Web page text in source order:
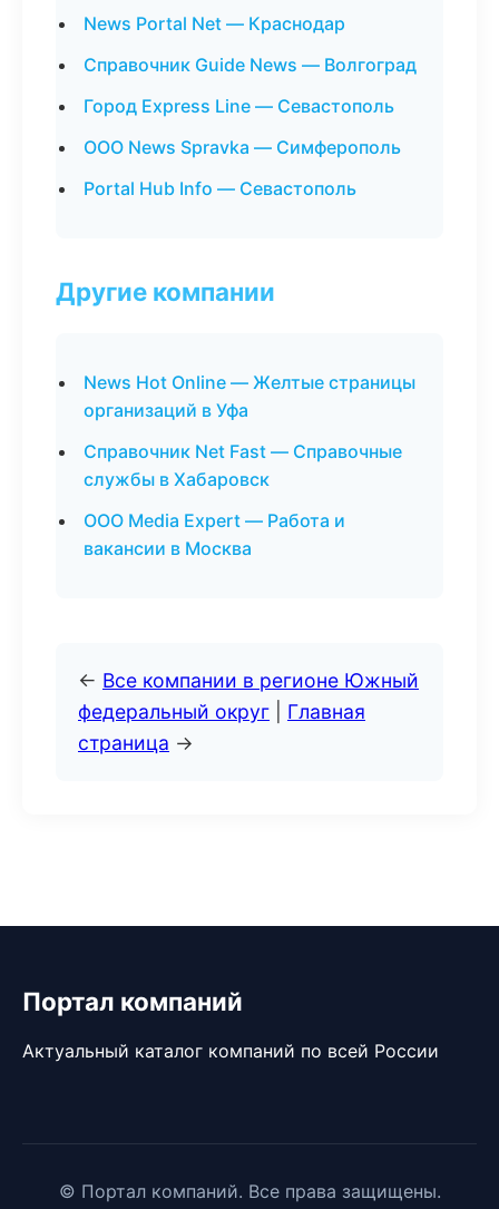
News Portal Net — Краснодар
Справочник Guide News — Волгоград
Город Express Line — Севастополь
ООО News Spravka — Симферополь
Portal Hub Info — Севастополь
Другие компании
News Hot Online — Желтые страницы
организаций в Уфа
Справочник Net Fast — Справочные
службы в Хабаровск
ООО Media Expert — Работа и
вакансии в Москва
← Все компании в регионе Южный
федеральный округ
Главная
страница →
Портал компаний
Актуальный каталог компаний по всей России
© Портал компаний. Все права защищены.